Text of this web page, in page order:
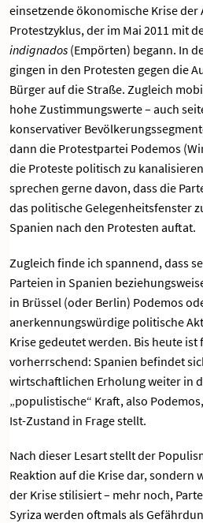
einsetzende ökonomische Krise
Protestzyklus, der im Mai 2011 mit
indignados (Empörten) begann. In
gingen in den Protesten gegen die
Bürger auf die Straße. Zugleich
hohe Zustimmungswerte – auch
konservativer
dann die Protestpartei Podemos
die Proteste politisch zu
sprechen gerne davon, dass die
das politische Gelegenheitsfenster
Spanien nach den Protesten auftat.
Zugleich finde ich spannend, dass
Parteien in Spanien
in Brüssel (oder Berlin) Podemos
anerkennungswürdige politische
Krise gedeutet werden. Bis heute
vorherrschend: Spanien befindet
wirtschaftlichen Erholung weiter in
„populistische“ Kraft, also
Ist-Zustand in Frage stellt.
Nach dieser Lesart stellt der
Reaktion auf die Krise dar, sondern
der Krise stilisiert – mehr noch,
Syriza werden oftmals als